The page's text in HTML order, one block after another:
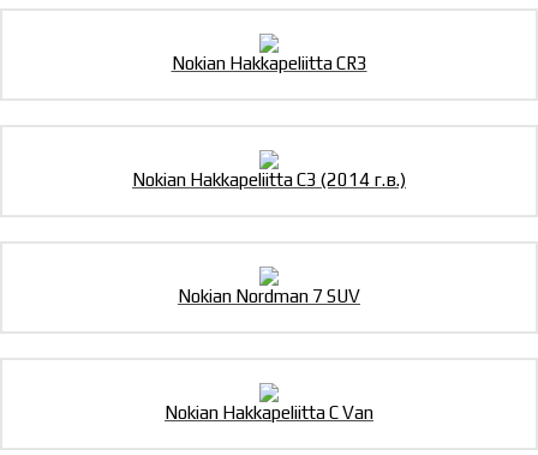
Nokian Hakkapeliitta CR3
Nokian Hakkapeliitta C3 (2014 г.в.)
Nokian Nordman 7 SUV
Nokian Hakkapeliitta C Van